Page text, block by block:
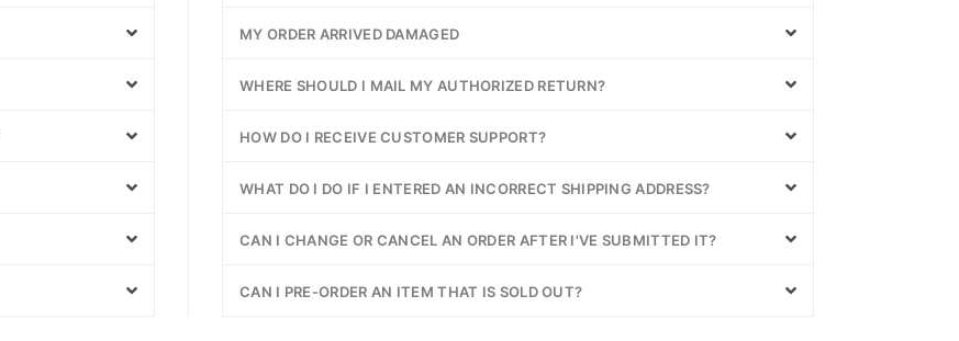
MY ORDER ARRIVED DAMAGED
WHERE SHOULD I MAIL MY AUTHORIZED RETURN?
HOW DO I RECEIVE CUSTOMER SUPPORT?
WHAT DO I DO IF I ENTERED AN INCORRECT SHIPPING ADDRESS?
CAN I CHANGE OR CANCEL AN ORDER AFTER I'VE SUBMITTED IT?
CAN I PRE-ORDER AN ITEM THAT IS SOLD OUT?